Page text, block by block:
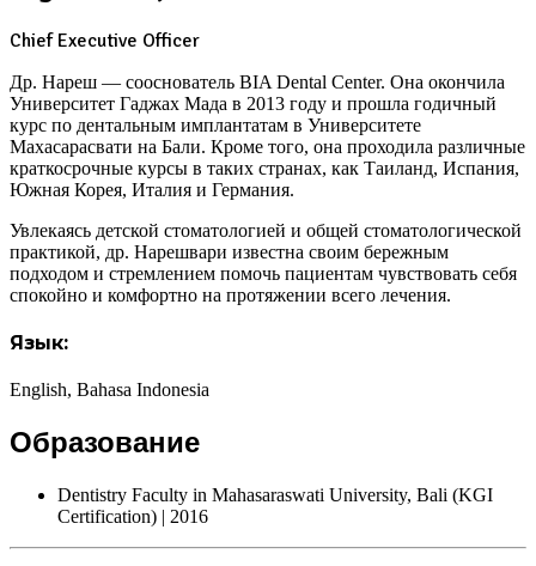
Chief Executive Officer
Др. Нареш — сооснователь BIA Dental Center. Она окончила
Университет Гаджах Мада в 2013 году и прошла годичный
курс по дентальным имплантатам в Университете
Махасарасвати на Бали. Кроме того, она проходила различные
краткосрочные курсы в таких странах, как Таиланд, Испания,
Южная Корея, Италия и Германия.
Увлекаясь детской стоматологией и общей стоматологической
практикой, др. Нарешвари известна своим бережным
подходом и стремлением помочь пациентам чувствовать себя
спокойно и комфортно на протяжении всего лечения.
Язык:
English, Bahasa Indonesia
Образование
Dentistry Faculty in Mahasaraswati University, Bali (KGI
Certification) | 2016